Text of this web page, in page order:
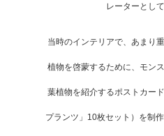
レーターとし
当時のインテリアで、あまり
植物を啓蒙するために、モン
葉植物を紹介するポストカー
プランツ」10枚セット）を制